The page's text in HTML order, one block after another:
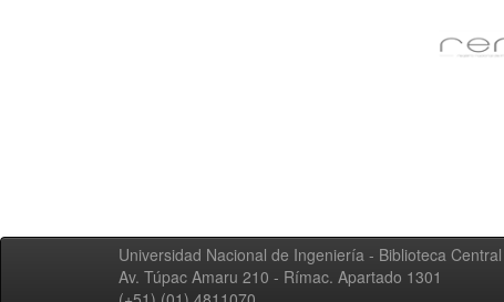
Universidad Nacional de Ingeniería - Biblioteca Central
Av. Túpac Amaru 210 - Rímac. Apartado 1301